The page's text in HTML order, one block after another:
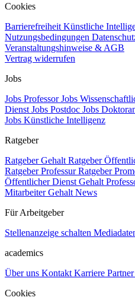
Cookies
Barrierefreiheit Künstliche
Nutzungsbedingungen
Veranstaltungshinweise & AGB
Vertrag widerrufen
Jobs
Jobs ProfessorJobs
Dienst Jobs Postdoc Jobs
Jobs Künstliche Intelligenz
Ratgeber
Ratgeber Gehalt Ratgeber
Ratgeber ProfessurRatgeber
Öffentlicher Dienst Gehalt
Mitarbeiter Gehalt News
Für Arbeitgeber
Stellenanzeige schalten
academics
Über uns Kontakt Karriere Partner
Cookies